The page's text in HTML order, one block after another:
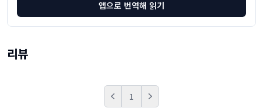
앱으로 번역해 읽기
리뷰
Prev 1 Next